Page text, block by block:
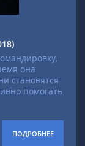
она
становятся
помогать
ПОДРОБНЕЕ